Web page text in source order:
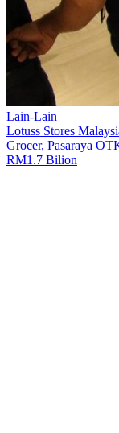
Lain-Lain
Lotuss Stores
Grocer, Pasaraya
RM1.7 Bilion